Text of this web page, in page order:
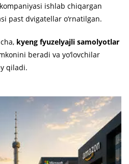
kompaniyasi ishlab chiqargan
past dvigatellar o‘rnatilgan.
kyeng fyuzelyajli samolyotlar
beradi va yo‘lovchilar
qiladi.